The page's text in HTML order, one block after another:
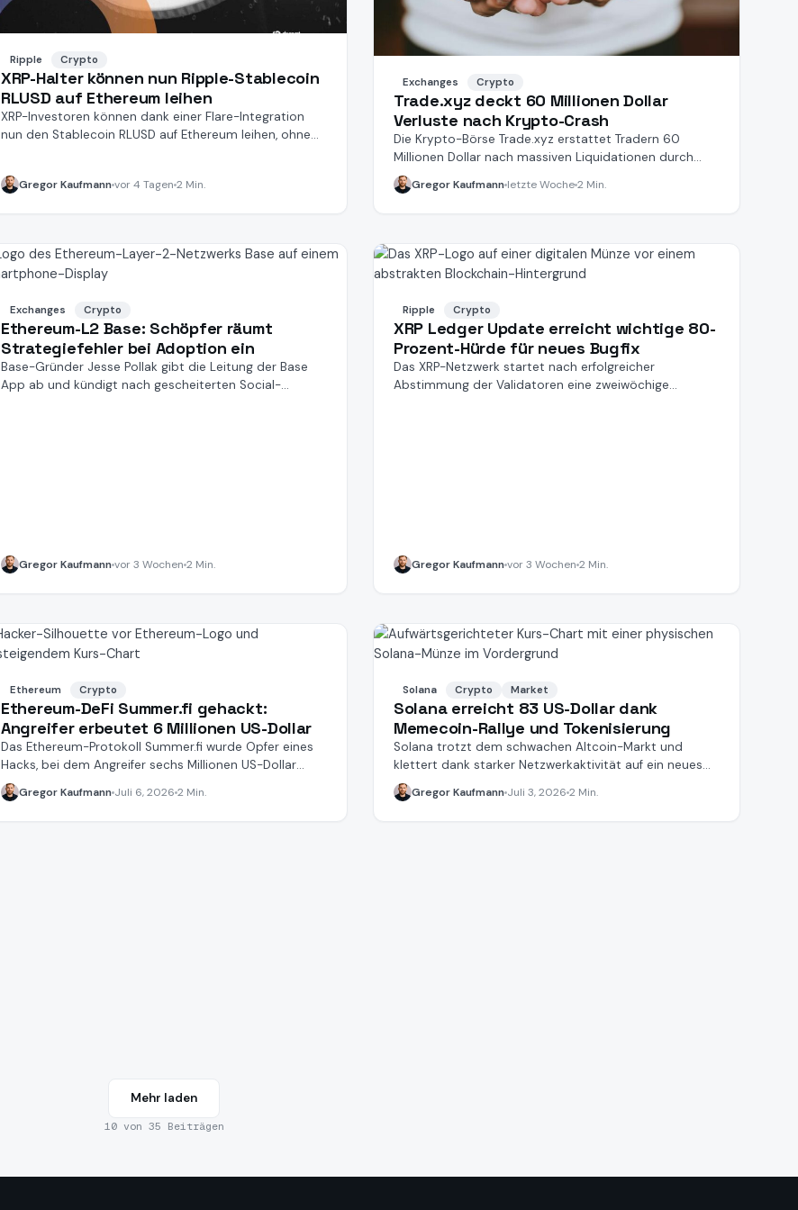
Ripple Crypto
XRP-Halter können nun Ripple-Stablecoin
RLUSD auf Ethereum leihen
XRP-Investoren können dank einer Flare-Integration
nun den Stablecoin RLUSD auf Ethereum leihen, ohne
Gregor Kaufmannvor 4 Tagen 2 Min.
Exchanges Crypto
Trade.xyz deckt 60 Millionen Dollar
Verluste nach Krypto-Crash
Die Krypto-Börse Trade.xyz erstattet Tradern 60
Millionen Dollar nach massiven Liquidationen durch
einen Oracle-Trade.
Gregor Kaufmann letzte Woche2 Min.
Exchanges Crypto
Ethereum-L2 Base: Schöpfer räumt
Strategiefehler bei Adoption ein
Base-Gründer Jesse Pollak gibt die Leitung der Base
App ab und kündigt nach gescheiterten Social-
Gregor Kaufmannvor 3 Wochen 2 Min.
Ripple Crypto
XRP Ledger Update erreicht wichtige 80-
Prozent-Hürde für neues Bugfix
Das XRP-Netzwerk startet nach erfolgreicher
Abstimmung der Validatoren eine zweiwöchige
Gregor Kaufmannvor 3 Wochen 2 Min.
Ethereum Crypto
Ethereum-DeFi Summer.fi gehackt:
Angreifer erbeutet 6 Millionen US-Dollar
Das Ethereum-Protokoll Summer.fi wurde Opfer eines
Hacks, bei dem Angreifer sechs Millionen US-Dollar
erbeuteten.
Gregor Kaufmann Juli 6, 2026 2 Min.
Solana Crypto Market
Solana erreicht 83 US-Dollar dank
Memecoin-Rallye und Tokenisierung
Solana trotzt dem schwachen Altcoin-Markt und
klettert dank starker Netzwerkaktivität auf ein neues
30-Tage-Hoch.
Gregor Kaufmann Juli 3, 2026 2 Min.
Mehr laden
10von 35 Beiträgen